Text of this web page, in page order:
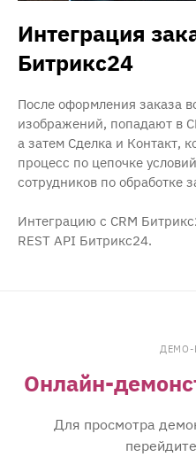
Интеграция
Битрикс24
После оформления заказа
изображений, попадают в
а затем Сделка и Контакт,
процесс по цепочке
сотрудников по обработке
Интеграцию с CRM
REST API Битрикс24.
ДЕМО-
Онлайн-
Для просмотра